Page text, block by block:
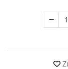
Muskelkrämpfe
Nervensystem